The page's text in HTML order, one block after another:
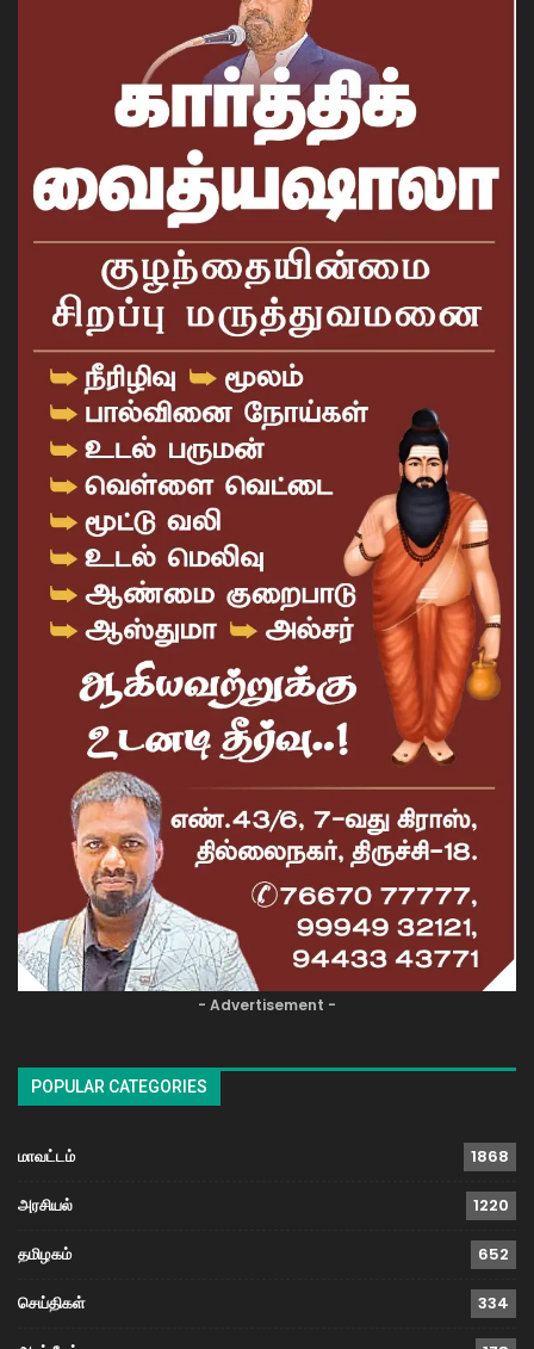
- Advertisement -
POPULAR CATEGORIES
மாவட்டம் 1868
அரசியல் 1220
தமிழகம் 652
செய்திகள் 334